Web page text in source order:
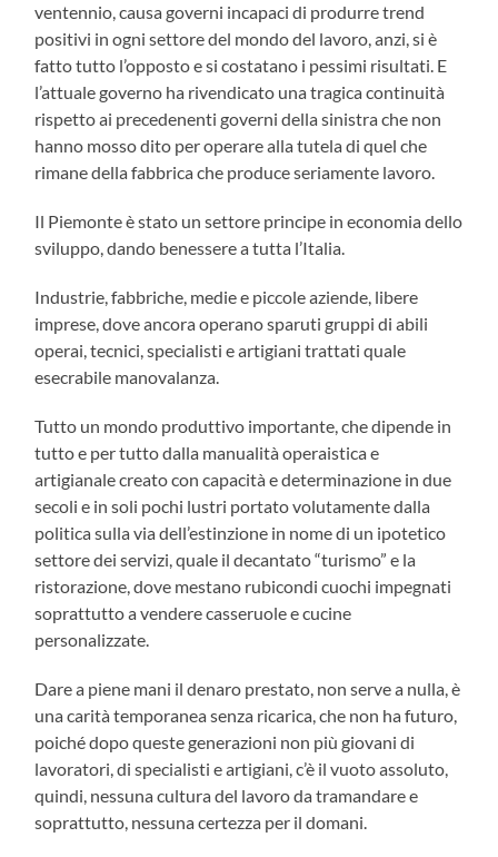
ventennio, causa governi incapaci di produrre trend
positivi in ogni settore del mondo del lavoro, anzi, si è
fatto tutto l’opposto e si costatano i pessimi risultati. E
l’attuale governo ha rivendicato una tragica continuità
rispetto ai precedenenti governi della sinistra che non
hanno mosso dito per operare alla tutela di quel che
rimane della fabbrica che produce seriamente lavoro.
Il Piemonte è stato un settore principe in economia dello
sviluppo, dando benessere a tutta l’Italia.
Industrie, fabbriche, medie e piccole aziende, libere
imprese, dove ancora operano sparuti gruppi di abili
operai, tecnici, specialisti e artigiani trattati quale
esecrabile manovalanza.
Tutto un mondo produttivo importante, che dipende in
tutto e per tutto dalla manualità operaistica e
artigianale creato con capacità e determinazione in due
secoli e in soli pochi lustri portato volutamente dalla
politica sulla via dell’estinzione in nome di un ipotetico
settore dei servizi, quale il decantato “turismo” e la
ristorazione, dove mestano rubicondi cuochi impegnati
soprattutto a vendere casseruole e cucine
personalizzate.
Dare a piene mani il denaro prestato, non serve a nulla, è
una carità temporanea senza ricarica, che non ha futuro,
poiché dopo queste generazioni non più giovani di
lavoratori, di specialisti e artigiani, c’è il vuoto assoluto,
quindi, nessuna cultura del lavoro da tramandare e
soprattutto, nessuna certezza per il domani.